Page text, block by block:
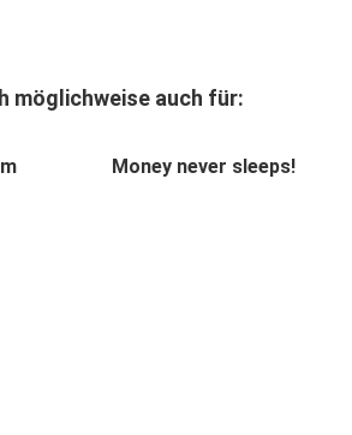
möglichweise auch für:
Money never sleeps!